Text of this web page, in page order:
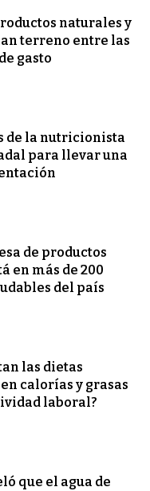
naturales y
terreno entre las
gasto
de la nutricionista
para llevar una
de productos
en más de 200
del país
las dietas
calorías y grasas
laboral?
que el agua de